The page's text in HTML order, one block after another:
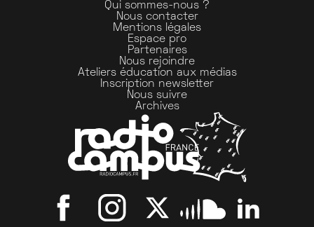
Qui sommes-nous ?
Nous contacter
Mentions légales
Espace pro
Partenaires
Nous rejoindre
Ateliers éducation aux médias
Inscription newsletter
Nous suivre
Archives